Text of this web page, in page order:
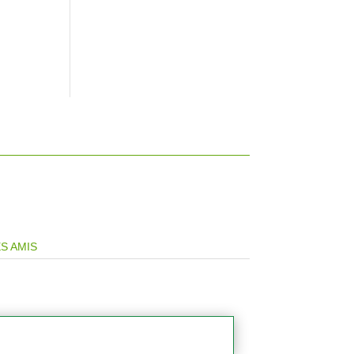
AMIS